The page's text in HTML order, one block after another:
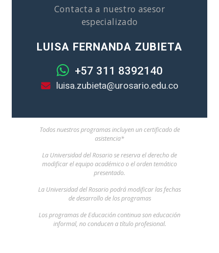
Contacta a nuestro asesor
especializado
LUISA FERNANDA ZUBIETA
+57 311 8392140
luisa.zubieta@urosario.edu.co
Todos nuestros programas incluyen un certificado de
asistencia*
La Universidad del Rosario se reserva el derecho de
modificar el equipo académico o el orden temático
presentado.
La Universidad del Rosario podrá modificar las fechas
de desarrollo de los programas
Los programas de Educación continua son educación
informal, no conducen a título profesional.